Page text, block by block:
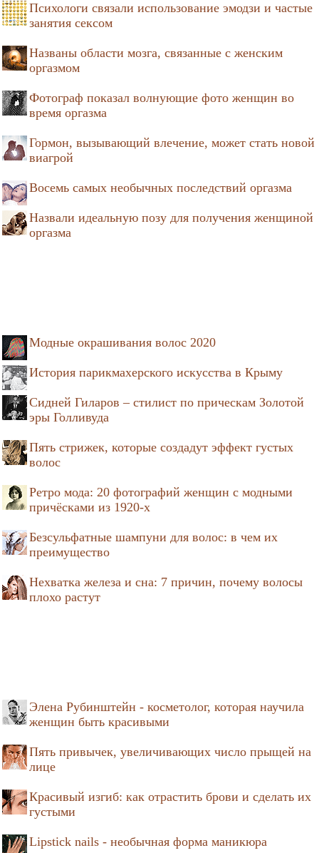
Психологи связали использование эмодзи и частые
занятия сексом
Названы области мозга, связанные с женским
оргазмом
Фотограф показал волнующие фото женщин во
время оргазма
Гормон, вызывающий влечение, может стать новой
виагрой
Восемь самых необычных последствий оргазма
Назвали идеальную позу для получения женщиной
оргазма
Модные окрашивания волос 2020
История парикмахерского искусства в Крыму
Сидней Гиларов – стилист по прическам Золотой
эры Голливуда
Пять стрижек, которые создадут эффект густых
волос
Ретро мода: 20 фотографий женщин с модными
причёсками из 1920-х
Безсульфатные шампуни для волос: в чем их
преимущество
Нехватка железа и сна: 7 причин, почему волосы
плохо растут
Элена Рубинштейн - косметолог, которая научила
женщин быть красивыми
Пять привычек, увеличивающих число прыщей на
лице
Красивый изгиб: как отрастить брови и сделать их
густыми
Lipstick nails - необычная форма маникюра